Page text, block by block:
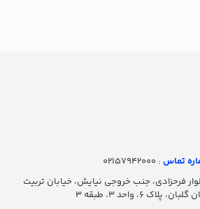
تماس‌ : 02157942000
فرحزادی، جنب خروجی نیایش، خیابان تربیت
پلاک ۶، واحد ۳، طبقه ۳